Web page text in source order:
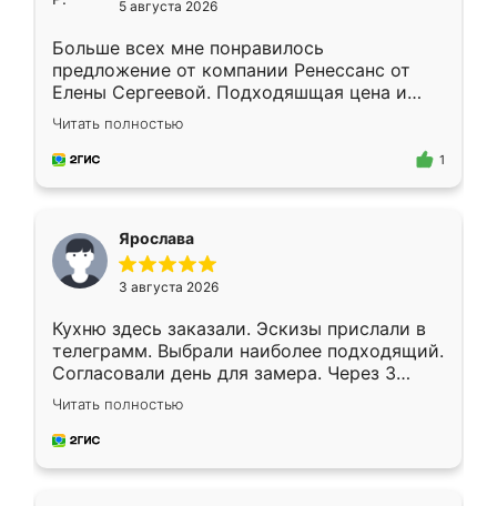
5 августа 2026
Больше всех мне понравилось
предложение от компании Ренессанс от
Елены Сергеевой. Подходяшщая цена и
короткие сроки изготовления. Приехавший
для замера сотрудник Владислав
предложил по моему эскизу самый
Читать полностью
1
Ярослава
3 августа 2026
Кухню здесь заказали. Эскизы прислали в
телеграмм. Выбрали наиболее подходящий.
Согласовали день для замера. Через 3
недели кухня была уже готова. Остались
довольны работой. Спасибо Ренессанс
мебель за качественную работу!
Читать полностью